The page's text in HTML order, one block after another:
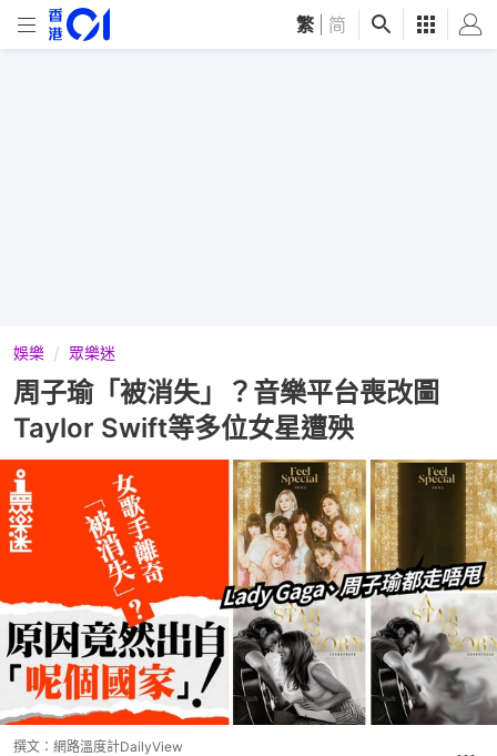
繁 简
娛樂 眾樂迷
周子瑜「被消失」？音樂平台喪改圖
Taylor Swift等多位女星遭殃
撰文： 網路溫度計DailyView